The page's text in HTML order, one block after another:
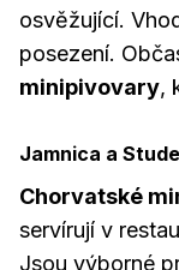
osvěžující.
posezení.
minipivovary,
Jamnica a
Chorvatské
servírují v
Jsou výborné